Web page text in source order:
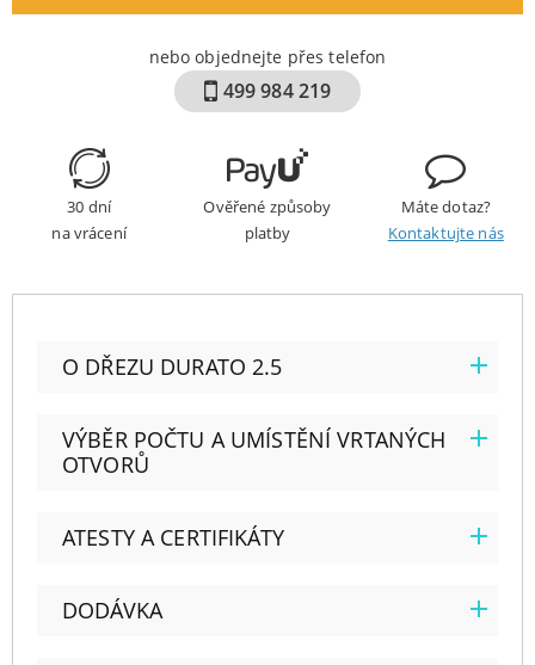
nebo objednejte přes telefon
499 984 219
30 dní
na vrácení
Ověřené způsoby
platby
Máte dotaz?
Kontaktujte nás
O DŘEZU DURATO 2.5
VÝBĚR POČTU A UMÍSTĚNÍ VRTANÝCH
OTVORŮ
ATESTY A CERTIFIKÁTY
DODÁVKA